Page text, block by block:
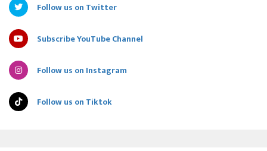
Follow us on Twitter
Subscribe YouTube Channel
Follow us on Instagram
Follow us on Tiktok